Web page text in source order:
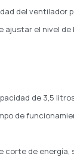
del ventilador
ajustar el nivel
de 3,5
de
corte de